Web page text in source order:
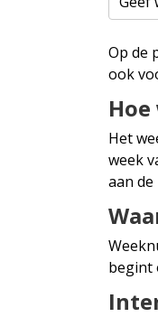
Op de
ook
Het
week
aan
begint